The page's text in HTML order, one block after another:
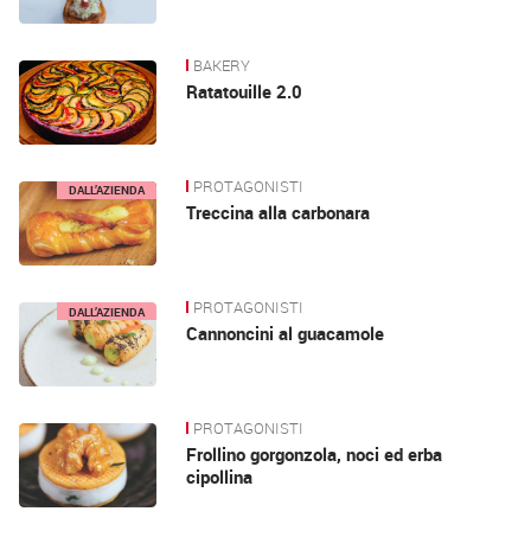
BAKERY
Ratatouille 2.0
DALL’AZIENDA PROTAGONISTI
Treccina alla carbonara
DALL’AZIENDA PROTAGONISTI
Cannoncini al guacamole
PROTAGONISTI
Frollino gorgonzola, noci ed erba
cipollina